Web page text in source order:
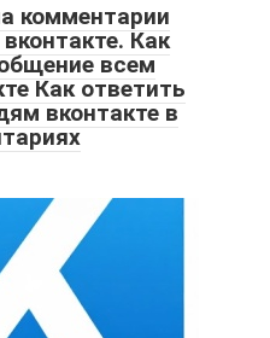
комментарии
Как
всем
Как ответить
вконтакте в